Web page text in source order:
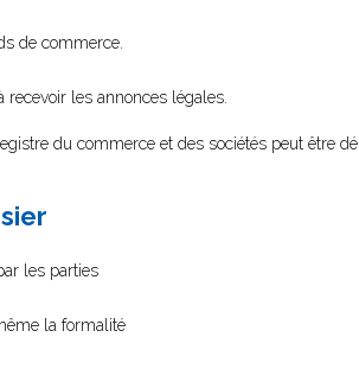
de commerce.
les annonces légales.
du commerce et des sociétés peut être
les parties
la formalité